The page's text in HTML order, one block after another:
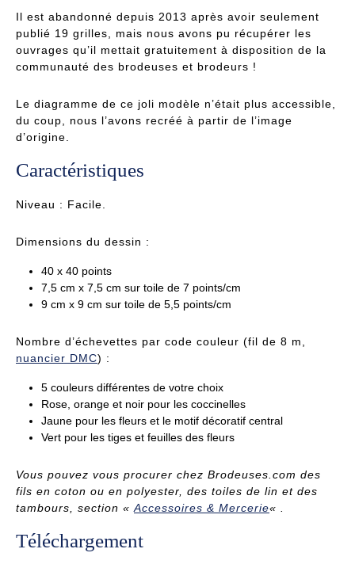
Il est abandonné depuis 2013 après avoir seulement
publié 19 grilles, mais nous avons pu récupérer les
ouvrages qu’il mettait gratuitement à disposition de la
communauté des brodeuses et brodeurs !
Le diagramme de ce joli modèle n’était plus accessible,
du coup, nous l’avons recréé à partir de l’image
d’origine.
Caractéristiques
Niveau : Facile.
Dimensions du dessin :
40 x 40 points
7,5 cm x 7,5 cm sur toile de 7 points/cm
9 cm x 9 cm sur toile de 5,5 points/cm
Nombre d’échevettes par code couleur (fil de 8 m,
nuancier DMC) :
5 couleurs différentes de votre choix
Rose, orange et noir pour les coccinelles
Jaune pour les fleurs et le motif décoratif central
Vert pour les tiges et feuilles des fleurs
Vous pouvez vous procurer chez Brodeuses.com des
fils en coton ou en polyester, des toiles de lin et des
tambours, section «Accessoires & Mercerie« .
Téléchargement